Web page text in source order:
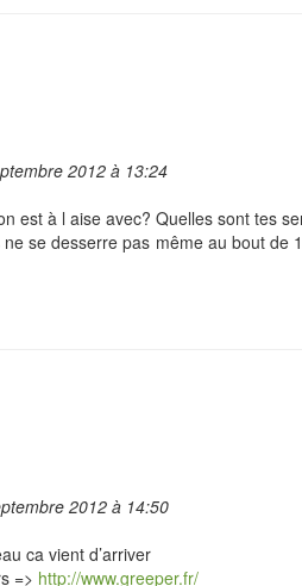
2012 à 13:24
est à l aise avec? Quelles sont tes
se desserre pas même au bout de
2012 à 14:50
ca vient d’arriver
=> http://www.greeper.fr/